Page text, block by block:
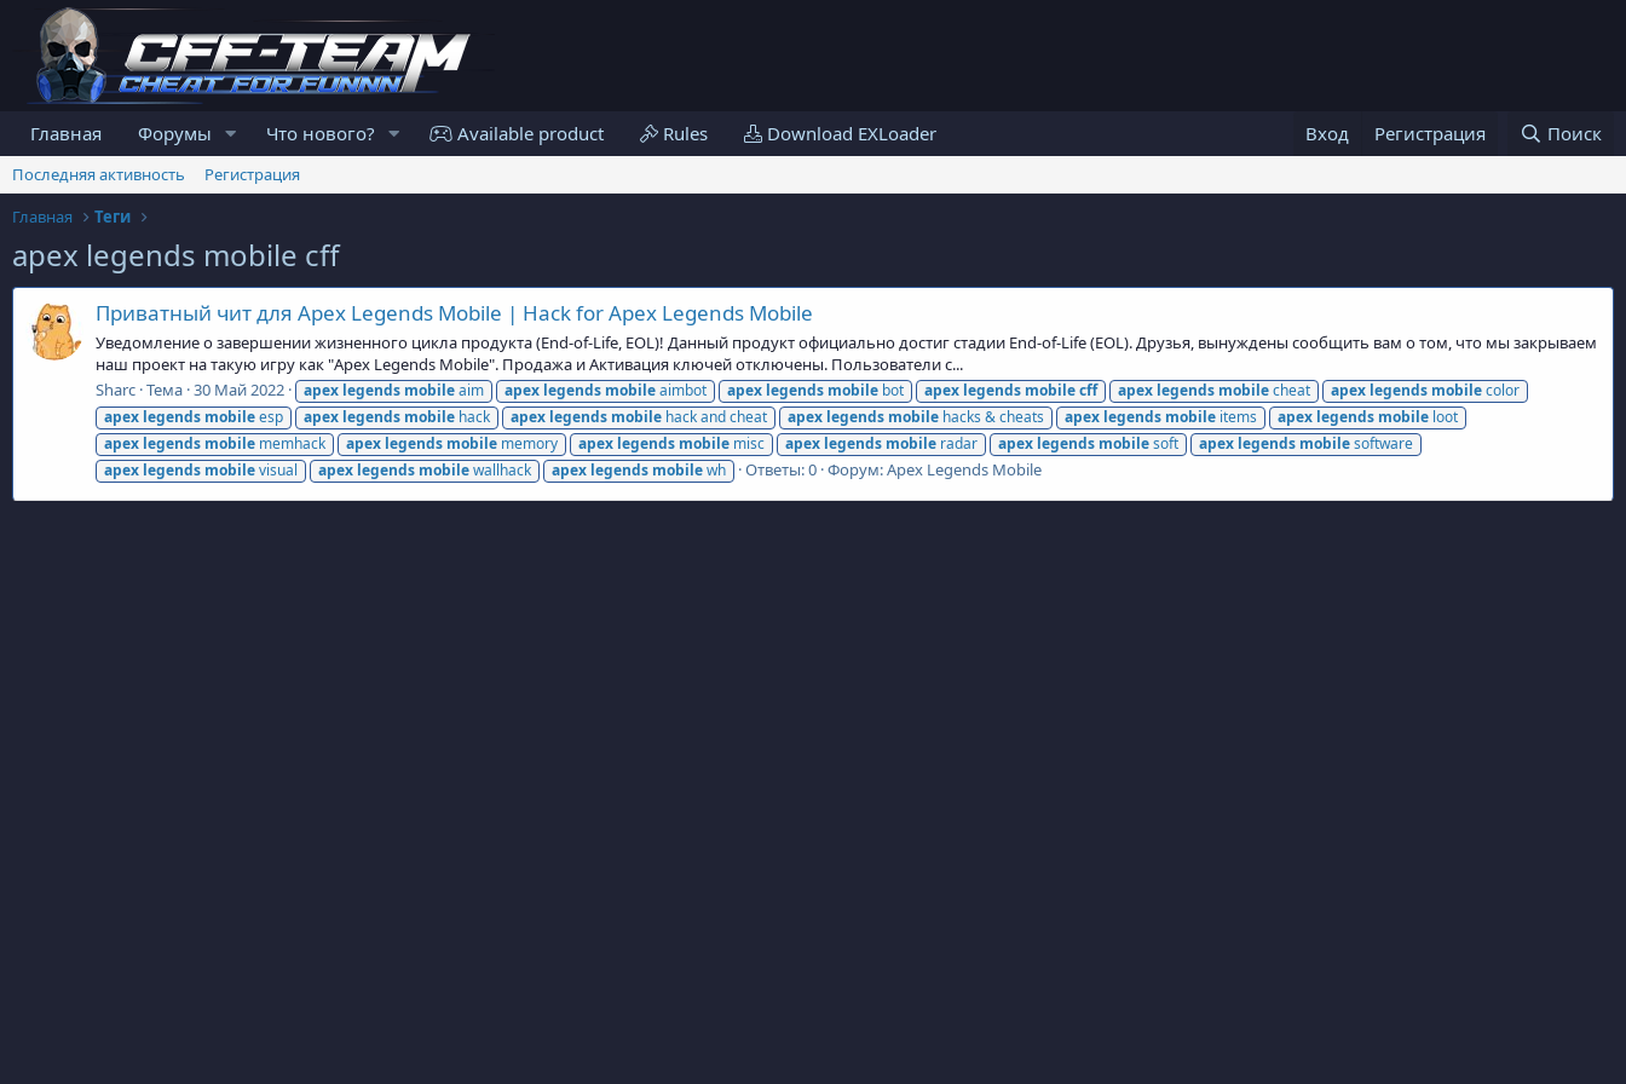
Главная Форумы Что нового? Available product Rules Download EXLoader Вход Регистрация Поиск
Последняя активность
Регистрация
Главная
Теги
apex legends mobile cff
Приватный чит для Apex Legends Mobile | Hack for Apex Legends Mobile
Уведомление о завершении жизненного цикла продукта (End-of-Life, EOL)! Данный продукт официально достиг стадии End-of-Life (EOL). Друзья, вынуждены сообщить вам о том, что мы закрываем
наш проект на такую игру как "Apex Legends Mobile". Продажа и Активация ключей отключены. Пользователи с...
Sharc Тема 30 Май 2022 apex legends mobileaim apex legends mobileaimbot apex legends mobile bot apex legends mobilecff apex legends mobilecheat apex legends mobilecolor
apex legends mobileesp apex legends mobile hack apex legends mobile hack and cheat apex legends mobile hacks & cheats apex legends mobile items apex legends mobile loot
apex legends mobile memhack apex legends mobile memory apex legends mobile misc apex legends mobile radar apex legends mobilesoft apex legends mobilesoftware
apex legends mobilevisual apex legends mobilewallhack apex legends mobilewh Ответы: 0 Форум:Apex Legends Mobile